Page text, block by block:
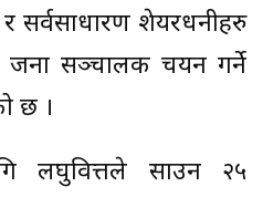
र सर्वसाधारण शेयरधनीहरु
जना सञ्चालक चयन गर्ने
छ ।
लघुवित्तले साउन २५